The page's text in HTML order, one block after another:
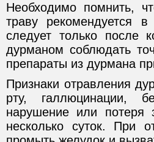
Необходимо помнить,
траву рекомендуется
следует только после
дурманом соблюдать
препараты из дурмана
Признаки отравления
рту, галлюцинации,
нарушение или потеря
несколько суток. При